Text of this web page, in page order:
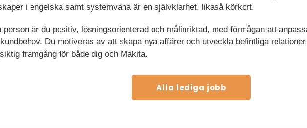
i engelska samt systemvana är en självklarhet, likaså körkort.
person är du positiv, lösningsorienterad och målinriktad, med förmågan att
Du motiveras av att skapa nya affärer och utveckla befintliga
framgång för både dig och Makita.
Alla lediga jobb